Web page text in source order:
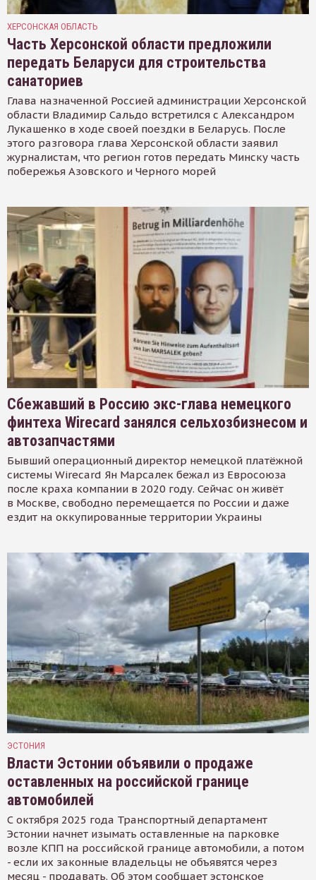
ХЕРСОНСКАЯ ОБЛАСТЬ
Часть Херсонской области предложили
передать Беларуси для строительства
санаториев
Глава назначенной Россией администрации Херсонской
области Владимир Сальдо встретился с Александром
Лукашенко в ходе своей поездки в Беларусь. После
этого разговора глава Херсонской области заявил
журналистам, что регион готов передать Минску часть
побережья Азовского и Черного морей
Сбежавший в Россию экс-глава немецкого
финтеха Wirecard занялся сельхозбизнесом и
автозапчастями
Бывший операционный директор немецкой платёжной
системы Wirecard Ян Марсалек бежал из Евросоюза
после краха компании в 2020 году. Сейчас он живёт
в Москве, свободно перемещается по России и даже
ездит на оккупированные территории Украины
ЭСТОНИЯ
Власти Эстонии объявили о продаже
оставленных на российской границе
автомобилей
С октября 2025 года Транспортный департамент
Эстонии начнет изымать оставленные на парковке
возле КПП на российской границе автомобили, а потом
- если их законные владельцы не объявятся через
месяц - продавать. Об этом сообщает эстонское